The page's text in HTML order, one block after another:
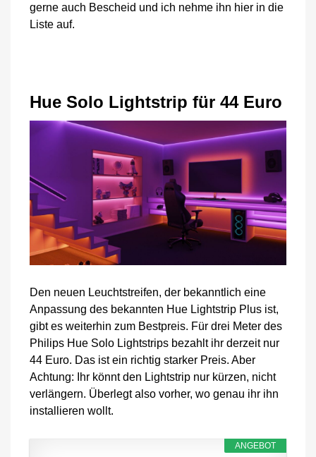
gerne auch Bescheid und ich nehme ihn hier in die
Liste auf.
Hue Solo Lightstrip für 44 Euro
Den neuen Leuchtstreifen, der bekanntlich eine
Anpassung des bekannten Hue Lightstrip Plus ist,
gibt es weiterhin zum Bestpreis. Für drei Meter des
Philips Hue Solo Lightstrips bezahlt ihr derzeit nur
44 Euro. Das ist ein richtig starker Preis. Aber
Achtung: Ihr könnt den Lightstrip nur kürzen, nicht
verlängern. Überlegt also vorher, wo genau ihr ihn
installieren wollt.
ANGEBOT